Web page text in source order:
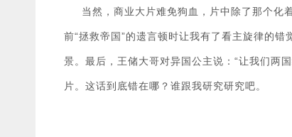
当然，商业大片难免狗血，片中除了那个化
前“拯救帝国”的遗言顿时让我有了看主旋律的
景。最后，王储大哥对异国公主说：“让我们
片。这话到底错在哪？谁跟我研究研究吧。